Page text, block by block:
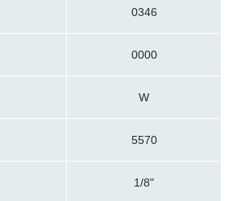
0346
0000
W
5570
1/8"